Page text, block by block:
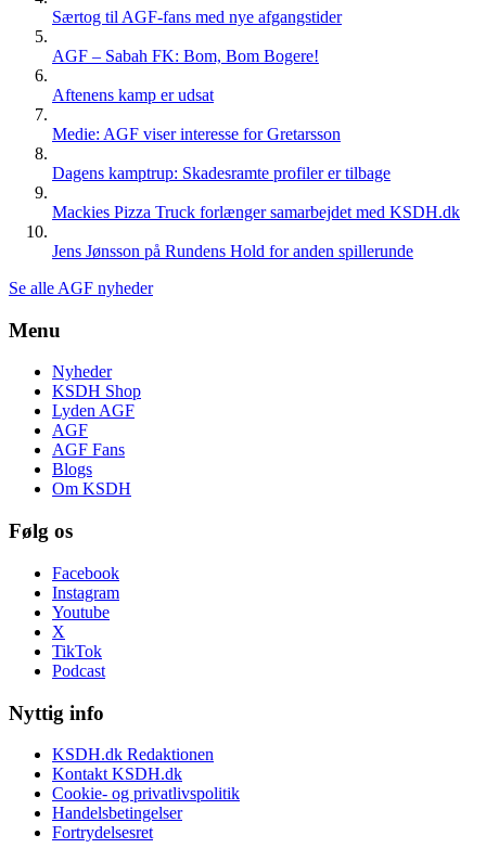
Særtog til AGF-fans med nye afgangstider
AGF – Sabah FK: Bom, Bom Bogere!
Aftenens kamp er udsat
Medie: AGF viser interesse for Gretarsson
Dagens kamptrup: Skadesramte profiler er tilbage
Mackies Pizza Truck forlænger samarbejdet med KSDH.dk
Jens Jønsson på Rundens Hold for anden spillerunde
Se alle AGF nyheder
Menu
Nyheder
KSDH Shop
Lyden AGF
AGF
AGF Fans
Blogs
Om KSDH
Følg os
Facebook
Instagram
Youtube
X
TikTok
Podcast
Nyttig info
KSDH.dk Redaktionen
Kontakt KSDH.dk
Cookie- og privatlivspolitik
Handelsbetingelser
Fortrydelsesret